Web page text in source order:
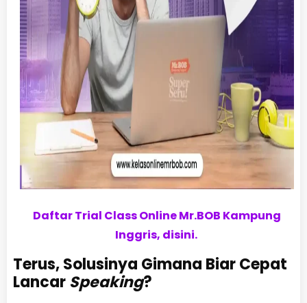
Daftar Trial Class Online Mr.BOB Kampung
Inggris, disini.
Terus, Solusinya Gimana Biar Cepat
Lancar Speaking?